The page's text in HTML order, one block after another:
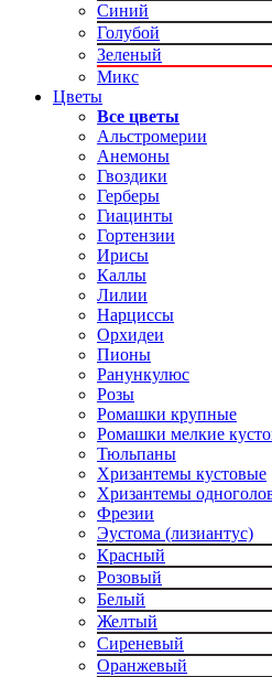
Синий
Голубой
Зеленый
Микс
Цветы
Все цветы
Альстромерии
Анемоны
Гвоздики
Герберы
Гиацинты
Гортензии
Ирисы
Каллы
Лилии
Нарциссы
Орхидеи
Пионы
Ранункулюс
Розы
Ромашки крупные
Ромашки мелкие
Тюльпаны
Хризантемы кустовые
Хризантемы
Фрезии
Эустома (лизиантус)
Красный
Розовый
Белый
Желтый
Сиреневый
Оранжевый